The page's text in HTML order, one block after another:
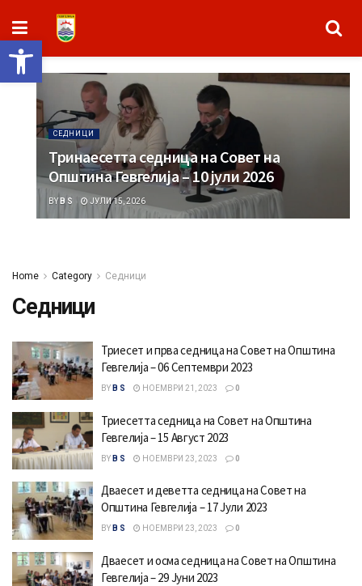
Open toolbar
СЕДНИЦИ
Тринаесетта седница на Совет на
Општина Гевгелија – 10 јули 2026
BY B S ЈУЛИ 15, 2026
Home Category Седници
Седници
Триесет и прва седница на Совет на Општина
Гевгелија – 06 Септември 2023
BY B S НОЕМВРИ 21, 2023 0
Триесетта седница на Совет на Општина
Гевгелија – 15 Август 2023
BY B S НОЕМВРИ 23, 2023 0
Дваесет и деветта седница на Совет на
Општина Гевгелија – 17 Јули 2023
BY B S НОЕМВРИ 23, 2023 0
Дваесет и осма седница на Совет на Општина
Гевгелија – 29 Јуни 2023